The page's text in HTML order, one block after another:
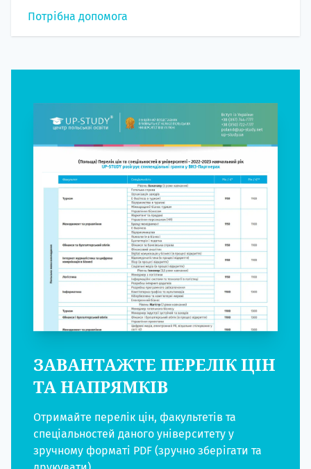
Потрібна допомога
ЗАВАНТАЖТЕ ПЕРЕЛІК ЦІН
ТА НАПРЯМКІВ
Отримайте перелік цін, факультетів та
спеціальностей даного університету у
зручному форматі PDF (зручно зберігати та